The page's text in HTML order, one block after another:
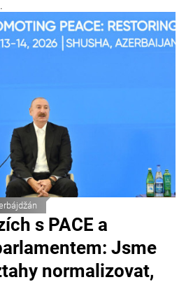
s PACE a
Jsme
normalizovat,